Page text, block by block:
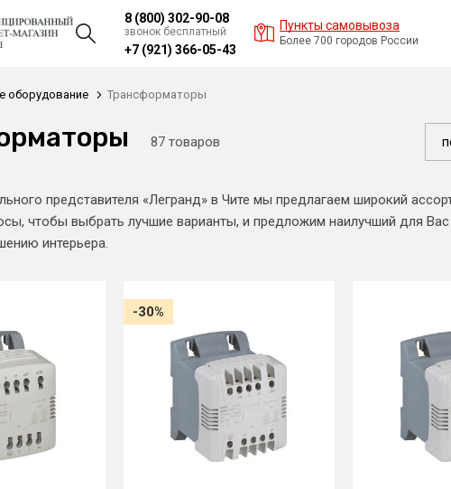
8 (800) 302-90-08
звонок бесплатный
+7 (921) 366-05-43
Пункты самовывоза
Более 700 городов России
оборудование Трансформаторы
87 товаров
представителя «Легранд» в Чите мы предлагаем широкий
чтобы выбрать лучшие варианты, и предложим наилучший для
интерьера.
-30%